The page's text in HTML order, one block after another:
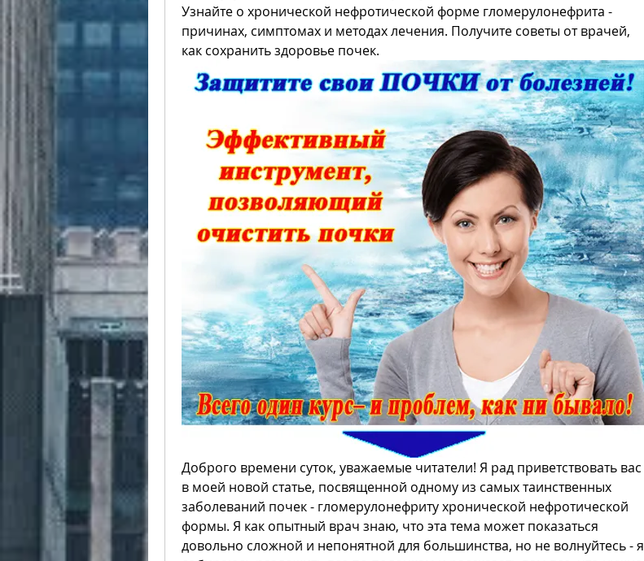
Узнайте о хронической нефротической форме гломерулонефрита -
причинах, симптомах и методах лечения. Получите советы от врачей,
как сохранить здоровье почек.
Доброго времени суток, уважаемые читатели! Я рад приветствовать вас
в моей новой статье, посвященной одному из самых таинственных
заболеваний почек - гломерулонефриту хронической нефротической
формы. Я как опытный врач знаю, что эта тема может показаться
довольно сложной и непонятной для большинства, но не волнуйтесь - я